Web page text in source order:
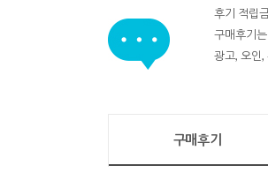
후기 적립
구매후기
광고, 오인,
구매후기